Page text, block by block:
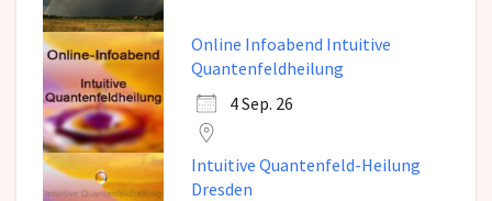
Online Infoabend Intuitive
Quantenfeldheilung
4 Sep. 26
Intuitive Quantenfeld-Heilung
Dresden